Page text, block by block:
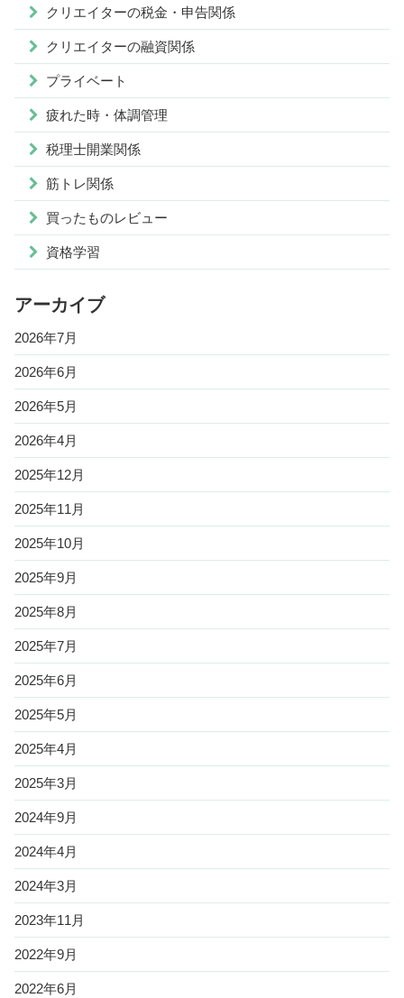
クリエイターの税金・申告関係
クリエイターの融資関係
プライベート
疲れた時・体調管理
税理士開業関係
筋トレ関係
買ったものレビュー
資格学習
アーカイブ
2026年7月
2026年6月
2026年5月
2026年4月
2025年12月
2025年11月
2025年10月
2025年9月
2025年8月
2025年7月
2025年6月
2025年5月
2025年4月
2025年3月
2024年9月
2024年4月
2024年3月
2023年11月
2022年9月
2022年6月